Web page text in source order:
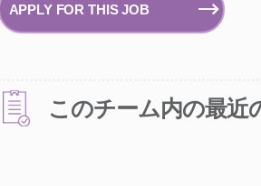
APPLY FOR THIS JOB
このチーム内の最近